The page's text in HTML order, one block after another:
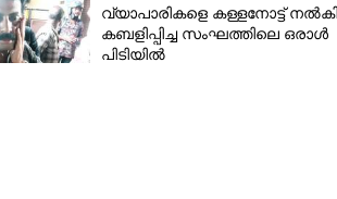
വ്യാപാരികളെ കള്ളനോട്ട് നൽകി
കബളിപ്പിച്ച സംഘത്തിലെ ഒരാൾ
പിടിയിൽ